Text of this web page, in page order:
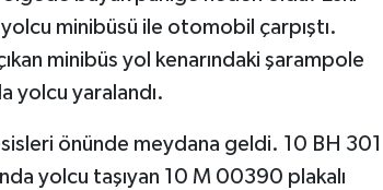
minibüsü ile otomobil çarpıştı.
minibüs yol kenarındaki şarampole
yolcu yaralandı.
önünde meydana geldi. 10 BH 301
yolcu taşıyan 10 M 00390 plakalı